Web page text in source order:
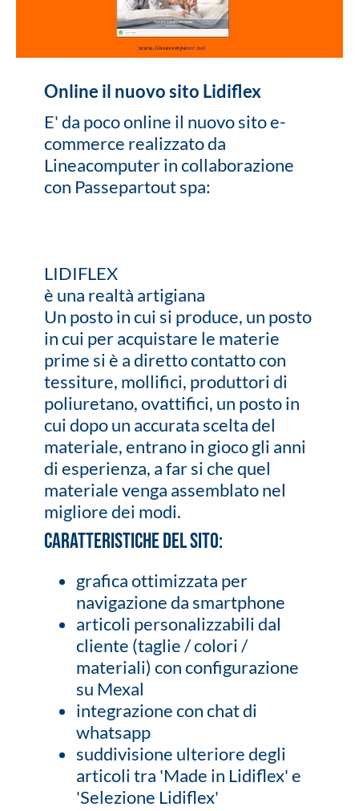
Online il nuovo sito Lidiflex
E' da poco online il nuovo sito e-
commerce realizzato da
Lineacomputer in collaborazione
con Passepartout spa:
LIDIFLEX
è una realtà artigiana
Un posto in cui si produce, un posto
in cui per acquistare le materie
prime si è a diretto contatto con
tessiture, mollifici, produttori di
poliuretano, ovattifici, un posto in
cui dopo un accurata scelta del
materiale, entrano in gioco gli anni
di esperienza, a far si che quel
materiale venga assemblato nel
migliore dei modi.
Caratteristiche del sito:
grafica ottimizzata per
navigazione da smartphone
articoli personalizzabili dal
cliente (taglie / colori /
materiali) con configurazione
su Mexal
integrazione con chat di
whatsapp
suddivisione ulteriore degli
articoli tra 'Made in Lidiflex' e
'Selezione Lidiflex'